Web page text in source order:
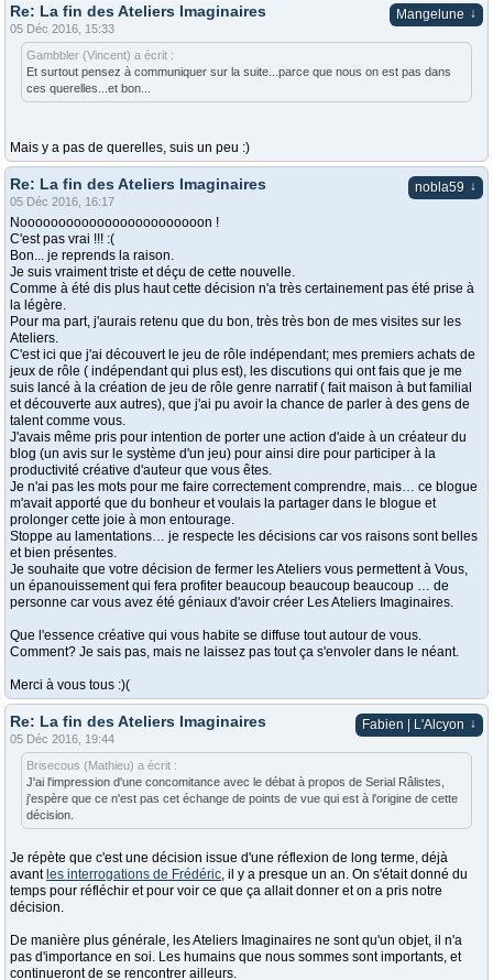
Mangelune ↓
Re: La fin des Ateliers Imaginaires
05 Déc 2016, 15:33
Gambbler (Vincent) a écrit :
Et surtout pensez à communiquer sur la suite...parce que nous on est pas dans
ces querelles...et bon...
Mais y a pas de querelles, suis un peu :)
nobla59 ↓
Re: La fin des Ateliers Imaginaires
05 Déc 2016, 16:17
Noooooooooooooooooooooooon !
C'est pas vrai !!! :(
Bon... je reprends la raison.
Je suis vraiment triste et déçu de cette nouvelle.
Comme à été dis plus haut cette décision n'a très certainement pas été prise à
la légère.
Pour ma part, j'aurais retenu que du bon, très très bon de mes visites sur les
Ateliers.
C'est ici que j'ai découvert le jeu de rôle indépendant; mes premiers achats de
jeux de rôle ( indépendant qui plus est), les discutions qui ont fais que je me
suis lancé à la création de jeu de rôle genre narratif ( fait maison à but familial
et découverte aux autres), que j'ai pu avoir la chance de parler à des gens de
talent comme vous.
J'avais même pris pour intention de porter une action d'aide à un créateur du
blog (un avis sur le système d'un jeu) pour ainsi dire pour participer à la
productivité créative d'auteur que vous êtes.
Je n'ai pas les mots pour me faire correctement comprendre, mais… ce blogue
m'avait apporté que du bonheur et voulais la partager dans le blogue et
prolonger cette joie à mon entourage.
Stoppe au lamentations… je respecte les décisions car vos raisons sont belles
et bien présentes.
Je souhaite que votre décision de fermer les Ateliers vous permettent à Vous,
un épanouissement qui fera profiter beaucoup beaucoup beaucoup … de
personne car vous avez été géniaux d'avoir créer Les Ateliers Imaginaires.
Que l'essence créative qui vous habite se diffuse tout autour de vous.
Comment? Je sais pas, mais ne laissez pas tout ça s'envoler dans le néant.
Merci à vous tous :)(
Fabien | L'Alcyon ↓
Re: La fin des Ateliers Imaginaires
05 Déc 2016, 19:44
Brisecous (Mathieu) a écrit :
J'ai l'impression d'une concomitance avec le débat à propos de Serial Râlistes,
j'espère que ce n'est pas cet échange de points de vue qui est à l'origine de cette
décision.
Je répète que c'est une décision issue d'une réflexion de long terme, déjà
avant les interrogations de Frédéric, il y a presque un an. On s'était donné du
temps pour réfléchir et pour voir ce que ça allait donner et on a pris notre
décision.
De manière plus générale, les Ateliers Imaginaires ne sont qu'un objet, il n'a
pas d'importance en soi. Les humains que nous sommes sont importants, et
continueront de se rencontrer ailleurs.